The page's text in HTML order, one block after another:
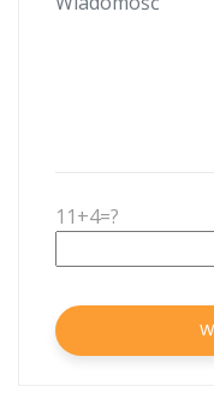
11+4=?